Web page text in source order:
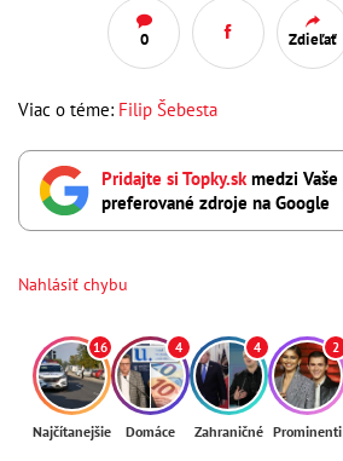
0 Zdieľať
Viac o téme: Filip Šebesta
Pridajte si Topky.sk medzi Vaše
preferované zdroje na Google
Nahlásiť chybu
16
Najčítanejšie
4
Domáce
4
Zahraničné
2
Prominenti